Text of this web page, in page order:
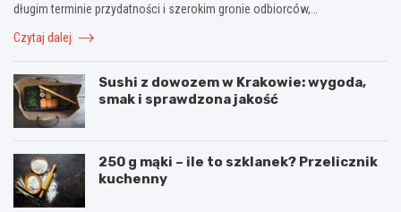
długim terminie przydatności i szerokim gronie odbiorców,…
Czytaj dalej
Sushi z dowozem w Krakowie: wygoda,
smak i sprawdzona jakość
250 g mąki – ile to szklanek? Przelicznik
kuchenny